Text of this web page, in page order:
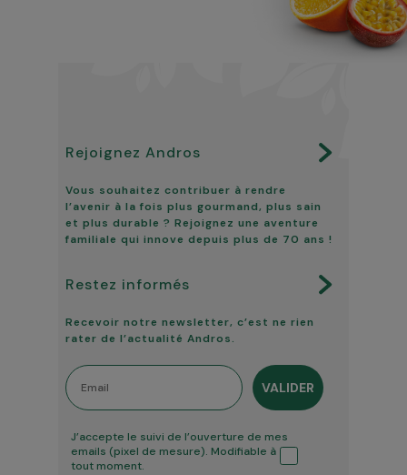
Rejoignez Andros
Vous souhaitez contribuer à rendre
l’avenir à la fois plus gourmand, plus sain
et plus durable ? Rejoignez une aventure
familiale qui innove depuis plus de 70 ans !
Restez informés
Recevoir notre newsletter, c’est ne rien
rater de l’actualité Andros.
Email
VALIDER
Tracking ouverture
J’accepte le suivi de l’ouverture de mes
emails (pixel de mesure). Modifiable à
tout moment.